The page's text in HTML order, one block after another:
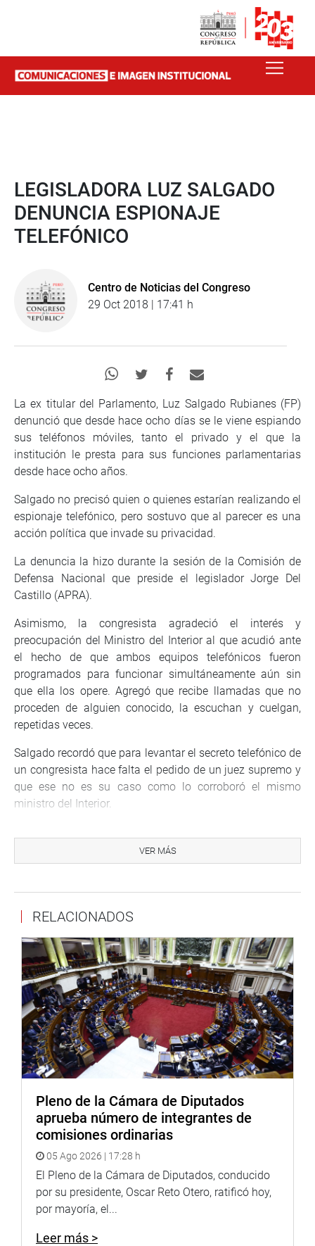
LEGISLADORA LUZ SALGADO
DENUNCIA ESPIONAJE
TELEFÓNICO
Centro de Noticias del Congreso
29 Oct 2018 | 17:41 h
La ex titular del Parlamento, Luz Salgado Rubianes (FP)
denunció que desde hace ocho días se le viene espiando
sus teléfonos móviles, tanto el privado y el que la
institución le presta para sus funciones parlamentarias
desde hace ocho años.
Salgado no precisó quien o quienes estarían realizando el
espionaje telefónico, pero sostuvo que al parecer es una
acción política que invade su privacidad.
La denuncia la hizo durante la sesión de la Comisión de
Defensa Nacional que preside el legislador Jorge Del
Castillo (APRA).
Asimismo, la congresista agradeció el interés y
preocupación del Ministro del Interior al que acudió ante
el hecho de que ambos equipos telefónicos fueron
programados para funcionar simultáneamente aún sin
que ella los opere. Agregó que recibe llamadas que no
proceden de alguien conocido, la escuchan y cuelgan,
repetidas veces.
Salgado recordó que para levantar el secreto telefónico de
un congresista hace falta el pedido de un juez supremo y
que ese no es su caso como lo corroboró el mismo
ministro del Interior.
comunicaciones privadas y que estas no sean luego
publicadas por los medios de comunicación. ‘No sé si el
VER MÁS
RELACIONADOS
Pleno de la Cámara de Diputados
aprueba número de integrantes de
comisiones ordinarias
05 Ago 2026 | 17:28 h
El Pleno de la Cámara de Diputados, conducido
por su presidente, Oscar Reto Otero, ratificó hoy,
por mayoría, el...
Leer más >